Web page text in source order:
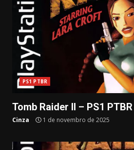
PS1 PTBR
Tomb Raider II – PS1 PTBR
Cinza 1 de novembro de 2025